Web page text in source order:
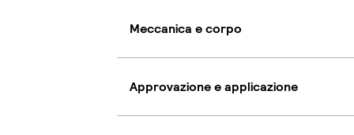
Meccanica e corpo
Approvazione e applicazione